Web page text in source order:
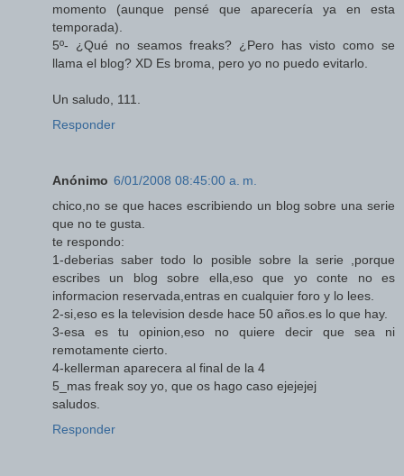
momento (aunque pensé que aparecería ya en esta
temporada).
5º- ¿Qué no seamos freaks? ¿Pero has visto como se
llama el blog? XD Es broma, pero yo no puedo evitarlo.
Un saludo, 111.
Responder
Anónimo 6/01/2008 08:45:00 a. m.
chico,no se que haces escribiendo un blog sobre una serie
que no te gusta.
te respondo:
1-deberias saber todo lo posible sobre la serie ,porque
escribes un blog sobre ella,eso que yo conte no es
informacion reservada,entras en cualquier foro y lo lees.
2-si,eso es la television desde hace 50 años.es lo que hay.
3-esa es tu opinion,eso no quiere decir que sea ni
remotamente cierto.
4-kellerman aparecera al final de la 4
5_mas freak soy yo, que os hago caso ejejejej
saludos.
Responder